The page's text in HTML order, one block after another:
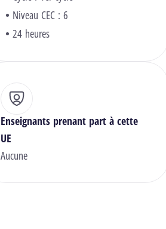
Niveau CEC : 6
24 heures
Enseignants prenant part à cette
UE
Aucune